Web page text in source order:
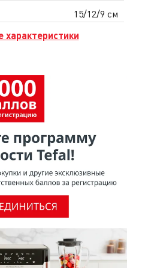
15/12/9 см
характеристики